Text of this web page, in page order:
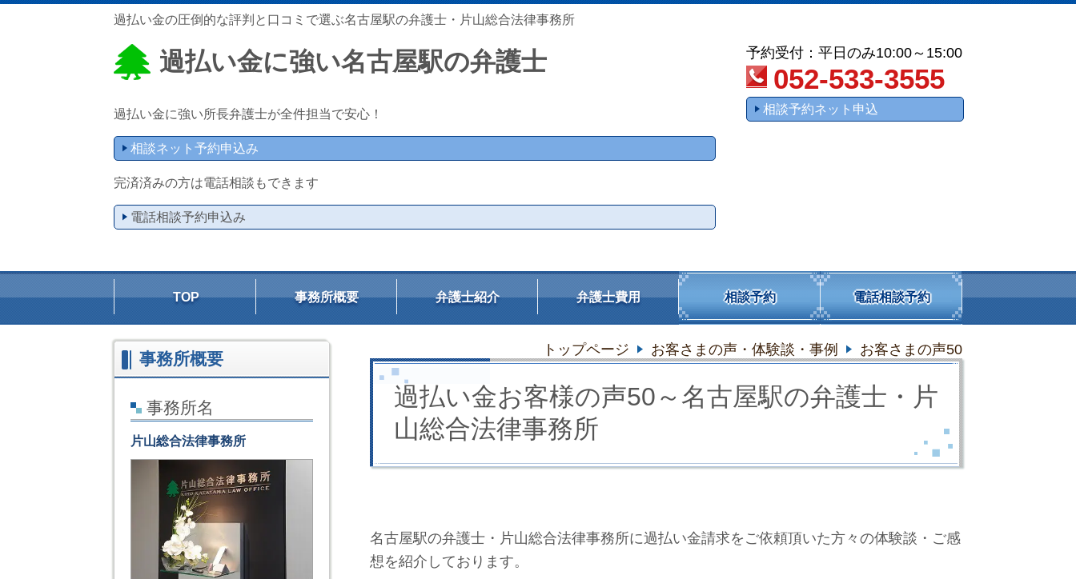
過払い金の圧倒的な評判と口コミで選ぶ名古屋駅の弁護士・片山総合法律事務所
過払い金に強い名古屋駅の弁護士
過払い金に強い所長弁護士が全件担当で安心！
相談ネット予約申込み
完済済みの方は電話相談もできます
電話相談予約申込み
予約受付：平日のみ10:00～15:00
052-533-3555
相談予約ネット申込
TOP 事務所概要 弁護士紹介 弁護士費用 相談予約 電話相談予約
トップページ お客さまの声・体験談・事例 お客さまの声50
過払い金お客様の声50～名古屋駅の弁護士・片
山総合法律事務所
名古屋駅の弁護士・片山総合法律事務所に過払い金請求をご依頼頂いた方々の体験談・ご感
想を紹介しております。
事務所概要
事務所名
片山総合法律事務所